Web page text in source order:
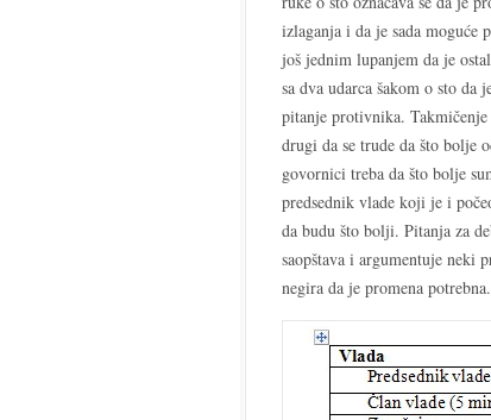
izlaganja i da je sada moguće
još jednim lupanjem da je
sa dva udarca šakom o sto
pitanje protivnika.
drugi da se trude da što bolje
govornici treba da što bolje
predsednik vlade koji je i
da budu što bolji. Pitanja za
saopštava i argumentuje neki
negira da je promena